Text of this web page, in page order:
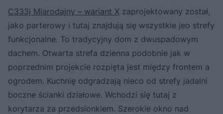
C333j Miarodajny – wariant X zaprojektowany został,
jako parterowy i tutaj znajdują się wszystkie jeo strefy
funkcjonalne. To tradycyjny dom z dwuspadowym
dachem. Otwarta strefa dzienna podobnie jak w
poprzednim projekcie rozpięta jest między frontem a
ogrodem. Kuchnię odgradzają nieco od strefy jadalni
boczne ścianki działowe. Wchodzi się tutaj z
korytarza za przedsionkiem. Szerokie okno nad